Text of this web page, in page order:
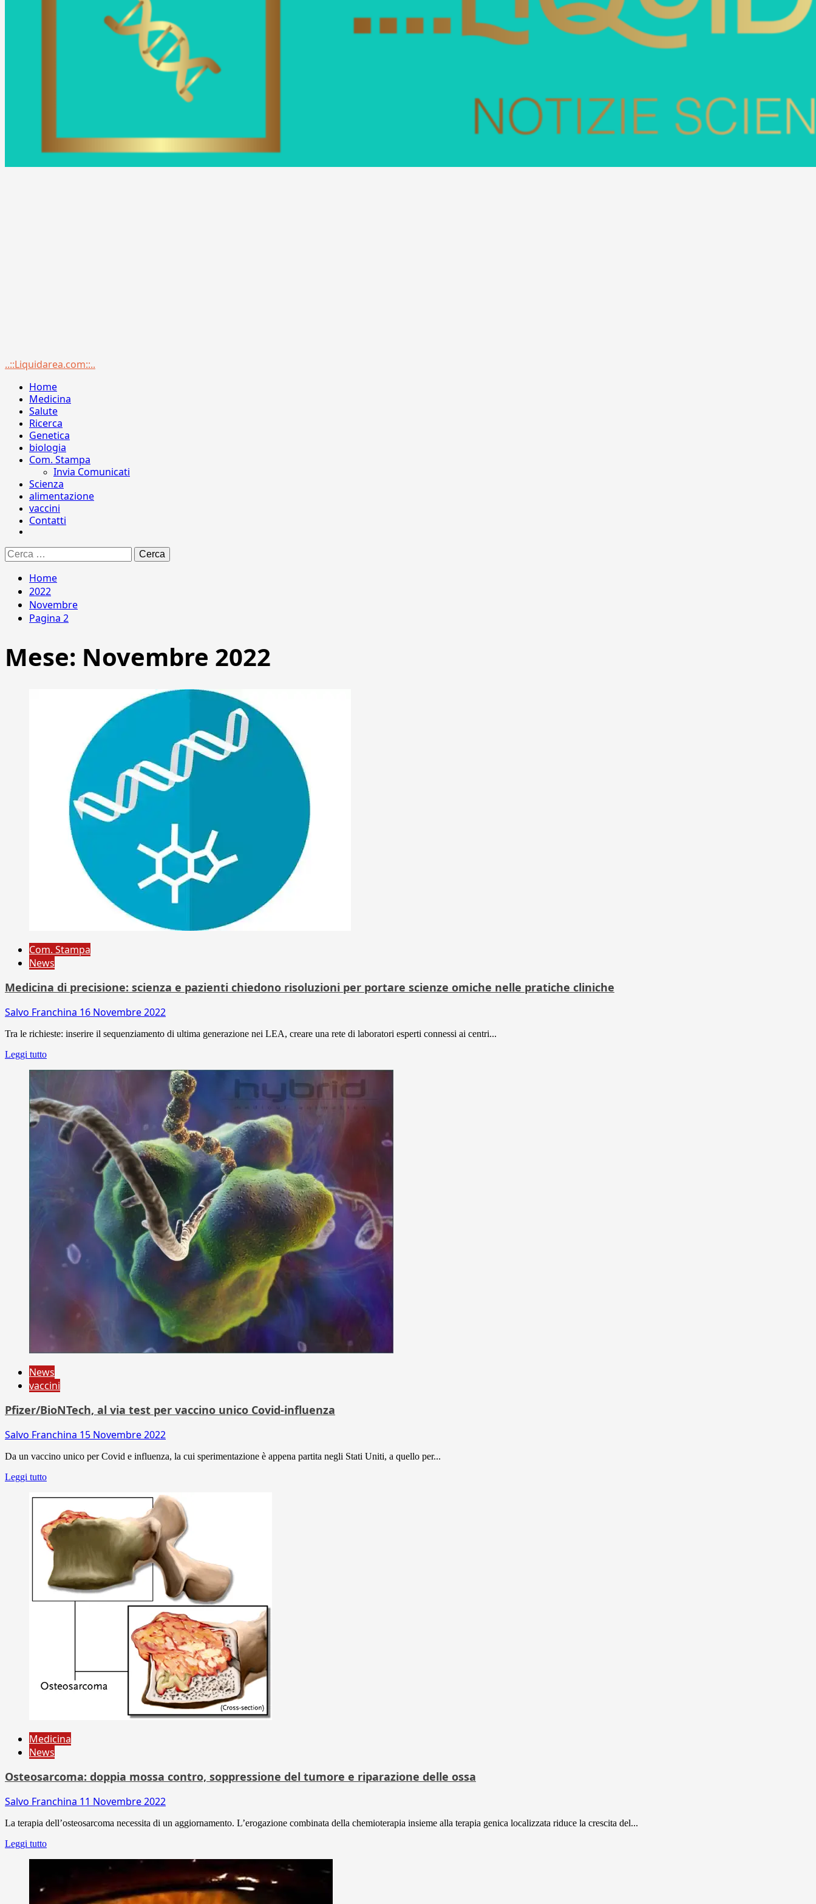
Menu
..::Liquidarea.com::..
Home
Medicina
Salute
Ricerca
Genetica
biologia
Com. Stampa
Invia Comunicati
Scienza
alimentazione
vaccini
Contatti
Ricerca
per:
Home
2022
Novembre
Pagina 2
Mese: Novembre 2022
Com. Stampa
News
Medicina di precisione: scienza e pazienti chiedono risoluzioni per portare scienze omiche nelle pratiche cliniche
Salvo Franchina 16 Novembre 2022
Tra le richieste: inserire il sequenziamento di ultima generazione nei LEA, creare una rete di laboratori esperti connessi ai centri...
Leggi tutto
News
vaccini
Pfizer/BioNTech, al via test per vaccino unico Covid-influenza
Salvo Franchina 15 Novembre 2022
Da un vaccino unico per Covid e influenza, la cui sperimentazione è appena partita negli Stati Uniti, a quello per...
Leggi tutto
Medicina
News
Osteosarcoma: doppia mossa contro, soppressione del tumore e riparazione delle ossa
Salvo Franchina 11 Novembre 2022
La terapia dell’osteosarcoma necessita di un aggiornamento. L’erogazione combinata della chemioterapia insieme alla terapia genica localizzata riduce la crescita del...
Leggi tutto